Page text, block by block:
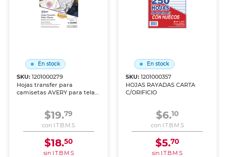
En stock
SKU:1201000279
Hojas transfer para
camisetas AVERY para telas
Transfiere tus diseños
favoritos a camisetas, bolsos
y telas con una plancha
doméstica. Resultados
profesionales desde casa.
$19.79
con I.T.B.M.S
$18.50
sin I.T.B.M.S
En stock
SKU: 1201000357
HOJAS RAYADAS CARTA
C/ORIFICIO
$6.10
con I.T.B.M.S
$5.70
sin I.T.B.M.S